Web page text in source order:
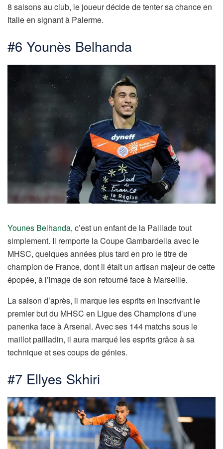
8 saisons au club, le joueur décide de tenter sa chance en
Italie en signant à Palerme.
#6 Younès Belhanda
Younes Belhanda, c’est un enfant de la Paillade tout
simplement. Il remporte la Coupe Gambardella avec le
MHSC, quelques années plus tard en pro le titre de
champion de France, dont il était un artisan majeur de cette
épopée, à l’image de son retourné face à Marseille.
La saison d’après, il marque les esprits en inscrivant le
premier but du MHSC en Ligue des Champions d’une
panenka face à Arsenal. Avec ses 144 matchs sous le
maillot pailladin, il aura marqué les esprits grâce à sa
technique et ses coups de génies.
#7 Ellyes Skhiri